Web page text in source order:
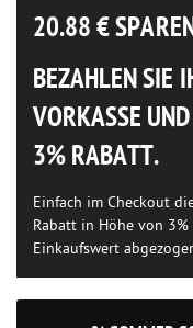
20.88€
BEZAHLEN SIE
VORKASSE
3% RABATT.
Einfach im Checkout
Rabatt in Höhe von
Einkaufswert